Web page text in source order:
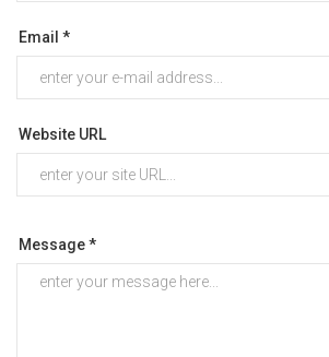
Email *
Website URL
Message *